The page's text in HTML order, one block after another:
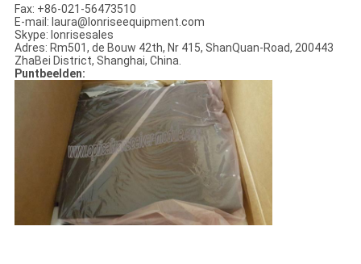
Fax: +86-021-56473510
E-mail: laura@lonriseequipment.com
Skype: lonrisesales
Adres: Rm501, de Bouw 42th, Nr 415, ShanQuan-Road, 200443
ZhaBei District, Shanghai, China.
Puntbeelden: